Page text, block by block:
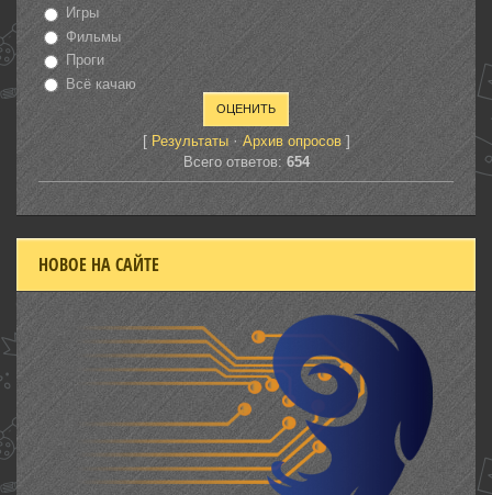
Игры
Фильмы
Проги
Всё качаю
[ Результаты· Архив опросов]
Всего ответов: 654
НОВОЕ НА САЙТЕ